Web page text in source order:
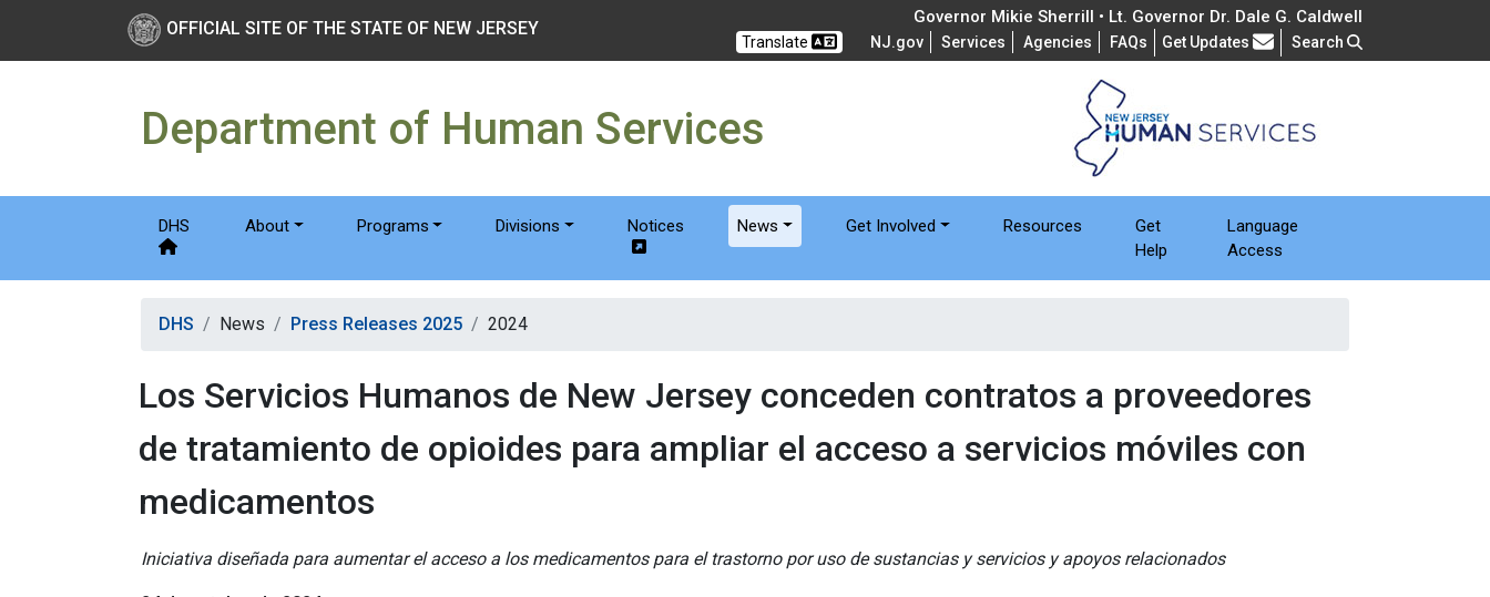
New Jersey Department of Humanservices
Skip to main Content
OFFICIAL SITE OF THE STATE OF NEW JERSEY
Governor Mikie Sherrill • Lt. Governor Dr. Dale G. Caldwell
Translate NJ.gov Services Agencies FAQs Frequently Asked Questions
Get Updates Search
Department of Human Services
DHS About Programs Divisions Notices News Get Involved Resources
Get
Help
Language
Access
DHS News Press Releases 2025 2024
Los Servicios Humanos de New Jersey conceden contratos a proveedores
de tratamiento de opioides para ampliar el acceso a servicios móviles con
medicamentos
Iniciativa diseñada para aumentar el acceso a los medicamentos para el trastorno por uso de sustancias y servicios y apoyos relacionados